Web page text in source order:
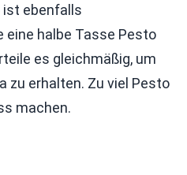
ist ebenfalls
eine halbe Tasse Pesto
es gleichmäßig, um
zu erhalten. Zu viel Pesto
machen.